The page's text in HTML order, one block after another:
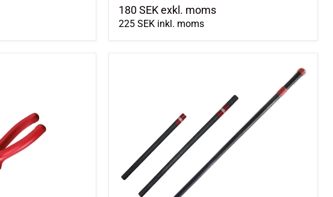
180 SEKexkl. moms
225 SEKinkl. moms